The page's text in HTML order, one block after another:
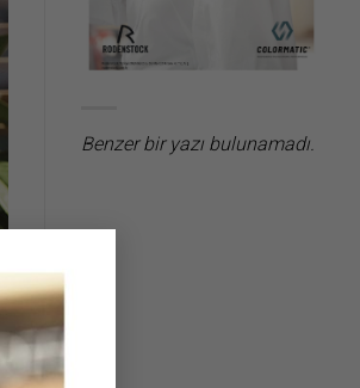
Benzer bir yazı bulunamadı.